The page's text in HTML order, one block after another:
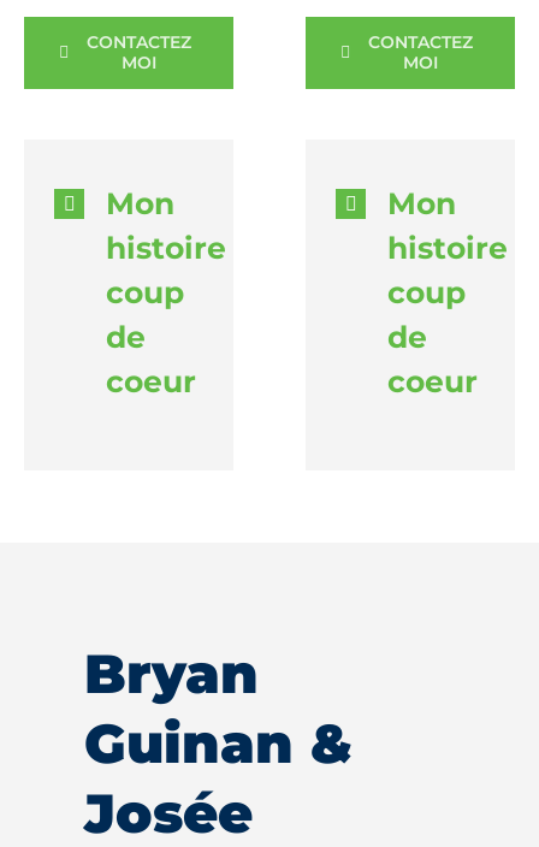
CONTACTEZ
MOI
Mon
histoire
coup
de
coeur
CONTACTEZ
MOI
Mon
histoire
coup
de
coeur
Bryan
Guinan &
Josée